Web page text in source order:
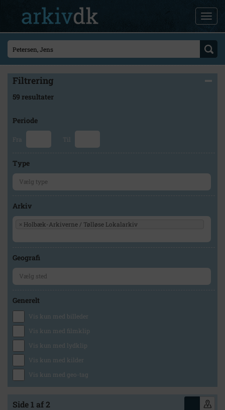
Filtrering
59 resultater
Periode
Fra Til
Type
Arkiv
× Holbæk-Arkiverne / Tølløse Lokalarkiv
Geografi
Generelt
Vis kun med billeder
Vis kun med filmklip
Vis kun med lydklip
Vis kun med kilder
Vis kun med geo-tag
Side 1 af 2